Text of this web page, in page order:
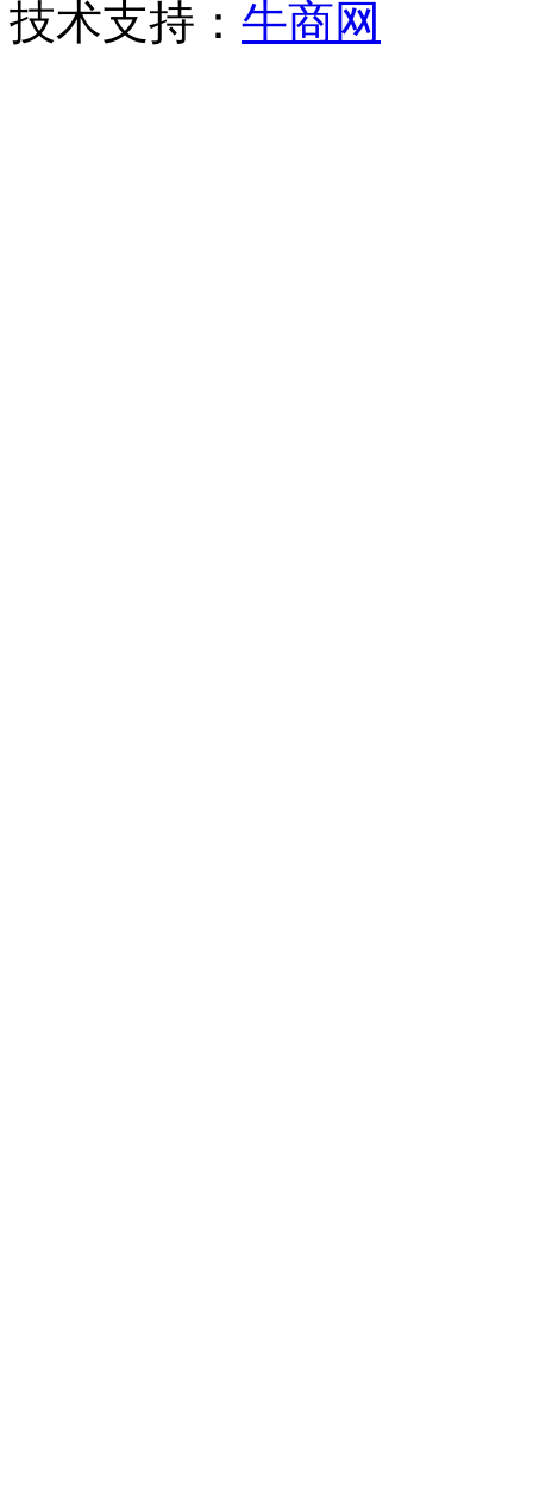
技术支持： 牛商网